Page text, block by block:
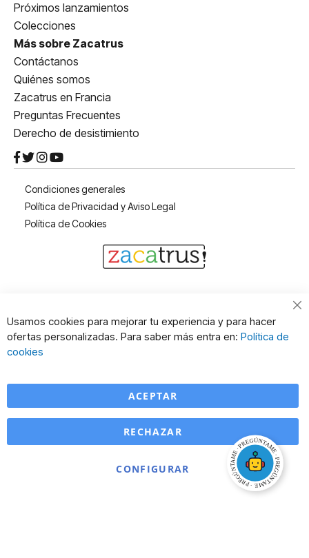
Próximos lanzamientos
Colecciones
Más sobre Zacatrus
Contáctanos
Quiénes somos
Zacatrus en Francia
Preguntas Frecuentes
Derecho de desistimiento
Condiciones generales
Política de Privacidad y Aviso Legal
Política de Cookies
Usamos cookies para mejorar tu experiencia y para hacer
ofertas personalizadas. Para saber más entra en: Política de
cookies
ACEPTAR
CONFIGURAR
RECHAZAR